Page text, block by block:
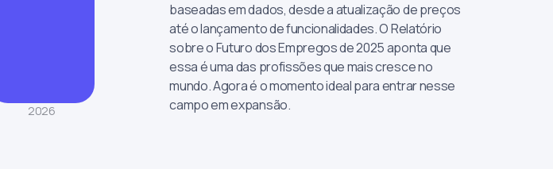
2026
baseadas em dados, desde a atualização de preços
até o lançamento de funcionalidades. O Relatório
sobre o Futuro dos Empregos de 2025 aponta que
essa é uma das profissões que mais cresce no
mundo. Agora é o momento ideal para entrar nesse
campo em expansão.